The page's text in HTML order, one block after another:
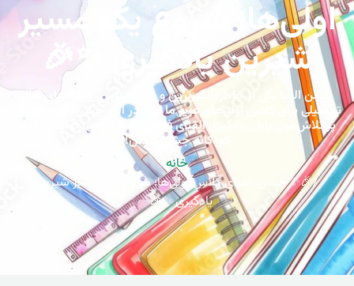
اولی‌ها؛ شروع یک مسیر
شیرین یادگیری ✨🎉
جشن الفبا یکی از خاطره‌انگیزترین و شیرین‌ترین رویدادهای سال
تحصیلی برای کلاس اولی‌های عزیز ما بود. در این جشن، کوچولوهای
پر تلاش‌مون پایان یادگیری الفبای فارسی رو با شادی، لبخند و ذوق
کودکانه جشن گرفتن!
خانه
🎉✨ جشن الفبای کلاس اولی‌ها؛ شروع یک مسیر شیرین
یادگیری ✨🎉